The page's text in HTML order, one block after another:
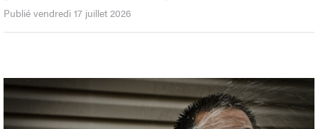
Publié vendredi 17 juillet 2026